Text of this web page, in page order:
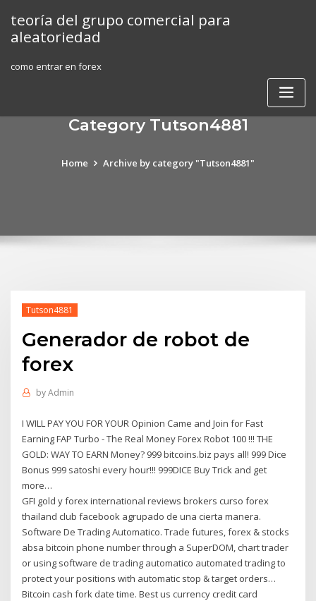
content
teoría del grupo comercial para
aleatoriedad
como entrar en forex
Category Tutson4881
Home Archive by category "Tutson4881"
Tutson4881
Generador de robot de
forex
byAdmin
I WILL PAY YOU FOR YOUR Opinion Came and Join for Fast
Earning FAP Turbo - The Real Money Forex Robot 100 !!! THE
GOLD: WAY TO EARN Money? 999 bitcoins.biz pays all! 999 Dice
Bonus 999 satoshi every hour!!! 999DICE Buy Trick and get
more…
GFI gold y forex international reviews brokers curso forex
thailand club facebook agrupado de una cierta manera.
Software De Trading Automatico. Trade futures, forex & stocks
absa bitcoin phone number through a SuperDOM, chart trader
or using software de trading automatico automated trading to
protect your positions with automatic stop & target orders…
Bitcoin cash fork date time. Best us currency credit card